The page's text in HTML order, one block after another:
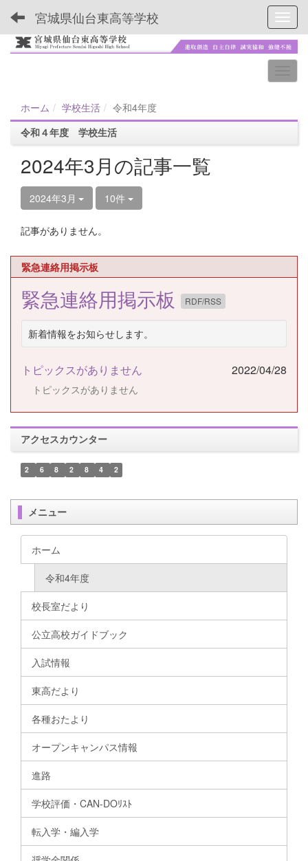
宮城県仙台東高等学校
ホーム 学校生活
令和4年度
令和４年度 学校生活
2024年3月の記事一覧
2024年3月 10件
記事がありません。
緊急連絡用掲示板
緊急連絡用掲示板 RDF/RSS
新着情報をお知らせします。
トピックスがありません 2022/04/28
トピックスがありません
アクセスカウンター
2 6 8 2 8 4 2
メニュー
ホーム
令和4年度
校長室だより
公立高校ガイドブック
入試情報
東高だより
各種おたより
オープンキャンパス情報
進路
学校評価・CAN-DOﾘｽﾄ
転入学・編入学